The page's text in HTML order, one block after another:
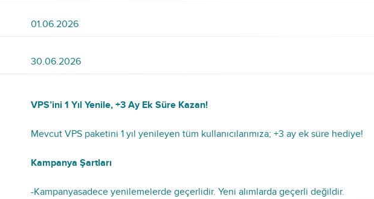
01.06.2026
30.06.2026
VPS’ini 1 Yıl Yenile, +3 Ay Ek Süre Kazan!
Mevcut VPS paketini 1 yıl yenileyen tüm kullanıcılarımıza; +3 ay ek süre hediye!
Kampanya Şartları
-Kampanyasadece yenilemelerde geçerlidir. Yeni alımlarda geçerli değildir.